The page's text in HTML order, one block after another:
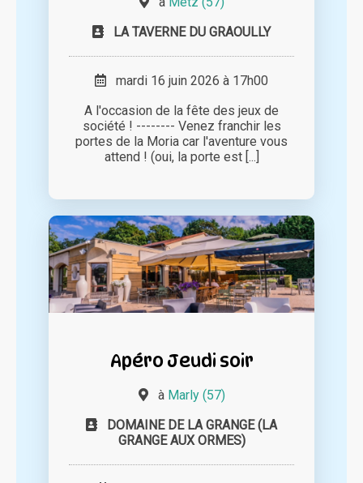
LA TAVERNE DU GRAOULLY
mardi 16 juin 2026 à 17h00
A l'occasion de la fête des jeux de
société ! -------- Venez franchir les
portes de la Moria car l'aventure vous
attend ! (oui, la porte est [...]
Apéro Jeudi soir
à Marly (57)
DOMAINE DE LA GRANGE (LA
GRANGE AUX ORMES)